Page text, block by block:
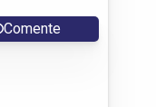
Comente